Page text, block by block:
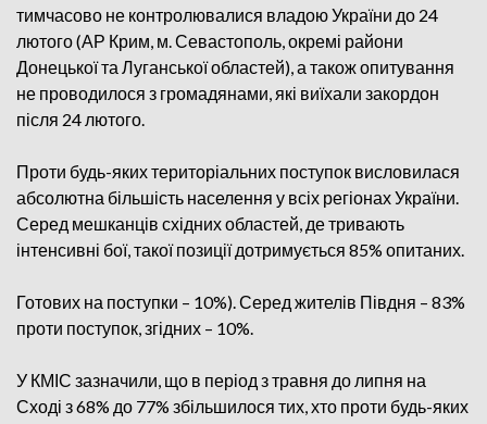
тимчасово не контролювалися владою України до 24
лютого (АР Крим, м. Севастополь, окремі райони
Донецької та Луганської областей), а також опитування
не проводилося з громадянами, які виїхали закордон
після 24 лютого.
Проти будь-яких територіальних поступок висловилася
абсолютна більшість населення у всіх регіонах України.
Серед мешканців східних областей, де тривають
інтенсивні бої, такої позиції дотримується 85% опитаних.
Готових на поступки – 10%). Серед жителів Півдня – 83%
проти поступок, згідних – 10%.
У КМІС зазначили, що в період з травня до липня на
Сході з 68% до 77% збільшилося тих, хто проти будь-яких